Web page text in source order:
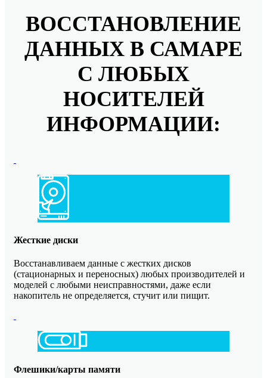
ВОССТАНОВЛЕНИЕ
ДАННЫХ В САМАРЕ
С ЛЮБЫХ
НОСИТЕЛЕЙ
ИНФОРМАЦИИ:
Жесткие диски
Восстанавливаем данные с жестких дисков
(стационарных и переносных) любых производителей и
моделей с любыми неисправностями, даже если
накопитель не определяется, стучит или пищит.
Флешики/карты памяти